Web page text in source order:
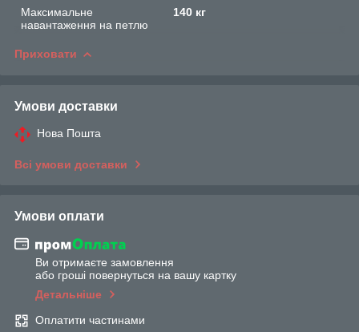
Максимальне
навантаження на петлю
140 кг
Приховати
Умови доставки
Нова Пошта
Всі умови доставки
Умови оплати
Ви отримаєте замовлення
або гроші повернуться на вашу картку
Детальніше
Оплатити частинами